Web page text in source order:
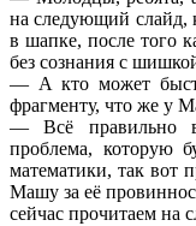
на следующий
в шапке, после того
без сознания с
— А кто может
фрагменту, что же у
— Всё правильно
проблема, которую
математики, так вот
Машу за её
сейчас прочитаем на